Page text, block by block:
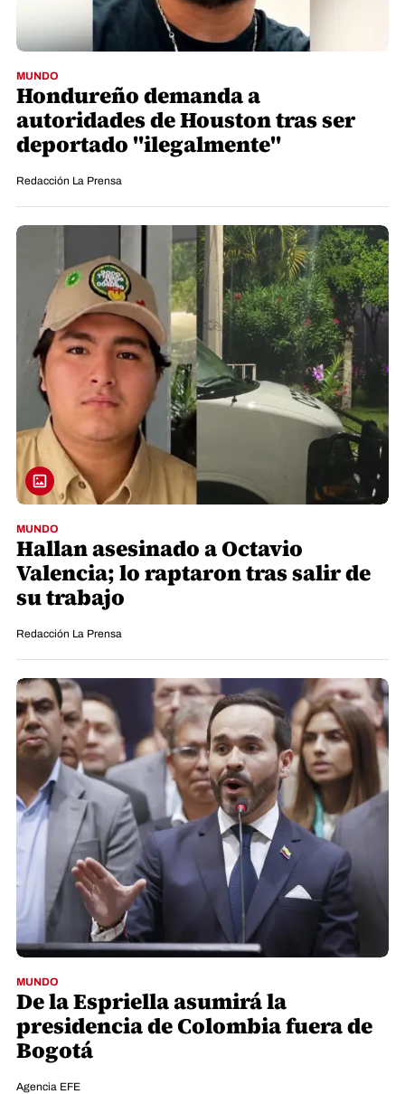
MUNDO
Hondureño demanda a
autoridades de Houston tras ser
deportado "ilegalmente"
Redacción La Prensa
MUNDO
Hallan asesinado a Octavio
Valencia; lo raptaron tras salir de
su trabajo
Redacción La Prensa
MUNDO
De la Espriella asumirá la
presidencia de Colombia fuera de
Bogotá
Agencia EFE